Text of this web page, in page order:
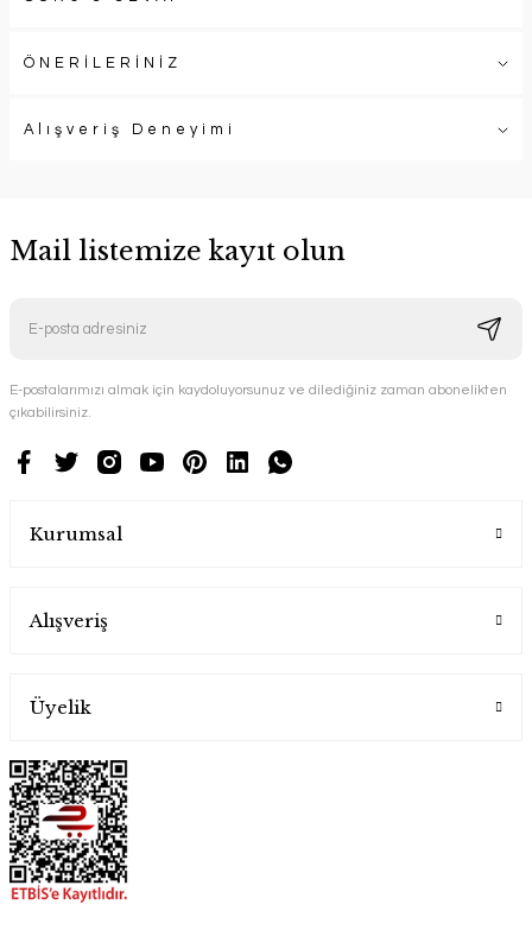
ÖNERİLERİNİZ
Alışveriş Deneyimi
Mail listemize kayıt olun
E-postalarımızı almak için kaydoluyorsunuz ve dilediğiniz zaman abonelikten
çıkabilirsiniz.
Kurumsal
Alışveriş
Üyelik